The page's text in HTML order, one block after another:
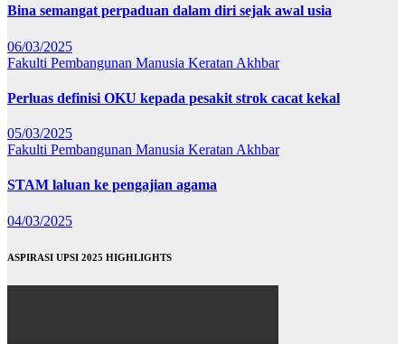
Bina semangat perpaduan dalam diri sejak awal usia
06/03/2025
Fakulti Pembangunan Manusia Keratan Akhbar
Perluas definisi OKU kepada pesakit strok cacat kekal
05/03/2025
Fakulti Pembangunan Manusia Keratan Akhbar
STAM laluan ke pengajian agama
04/03/2025
ASPIRASI UPSI 2025 HIGHLIGHTS